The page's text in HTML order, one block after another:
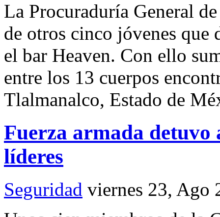
La Procuraduría General
de otros cinco jóvenes que
el bar Heaven. Con ello
entre los 13 cuerpos
Tlalmanalco, Estado de
Fuerza armada detuvo
líderes
Seguridad viernes 23, Ago